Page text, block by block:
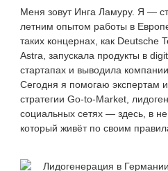
Меня зовут Инга Ламуру. Я —
летним опытом работы в
таких концернах, как Deutsche
Astra, запускала продукты в
стартапах и выводила
Сегодня я помогаю экспертам
стратегии Go-to-Market,
социальных сетях — здесь, в
который живёт по своим